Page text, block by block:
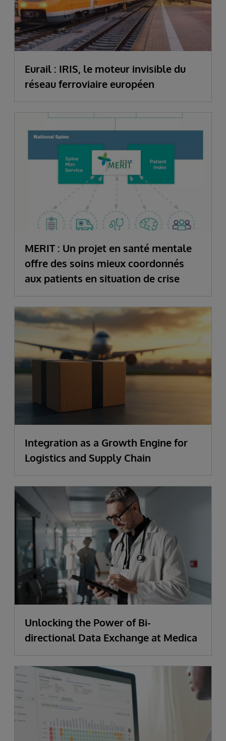
Eurail : IRIS, le moteur invisible du
réseau ferroviaire européen
MERIT : Un projet en santé mentale
offre des soins mieux coordonnés
aux patients en situation de crise
Integration as a Growth Engine for
Logistics and Supply Chain
Unlocking the Power of Bi-
directional Data Exchange at Medica